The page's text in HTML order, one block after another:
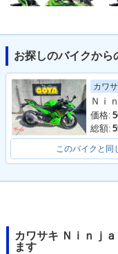
KRT Edition・カラ
ーチェンジ
0
お探しのバイクから
カワ
Ｎｉ
価格:
総額:
このバイクと同
カワサキ Ｎｉｎｊ
ます